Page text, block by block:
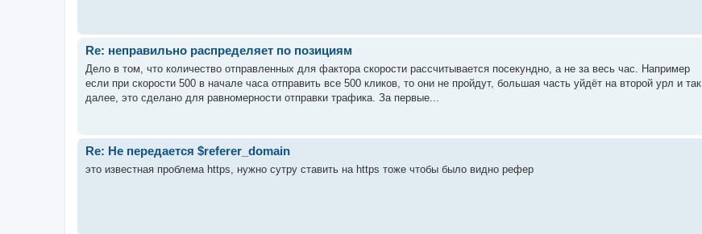
Re: неправильно распределяет по позициям
Дело в том, что количество отправленных для фактора скорости рассчитывается посекундно, а не за весь час. Например
если при скорости 500 в начале часа отправить все 500 кликов, то они не пройдут, большая часть уйдёт на второй урл и так
далее, это сделано для равномерности отправки трафика. За первые...
Re: Не передается $referer_domain
это известная проблема https, нужно сутру ставить на https тоже чтобы было видно рефер